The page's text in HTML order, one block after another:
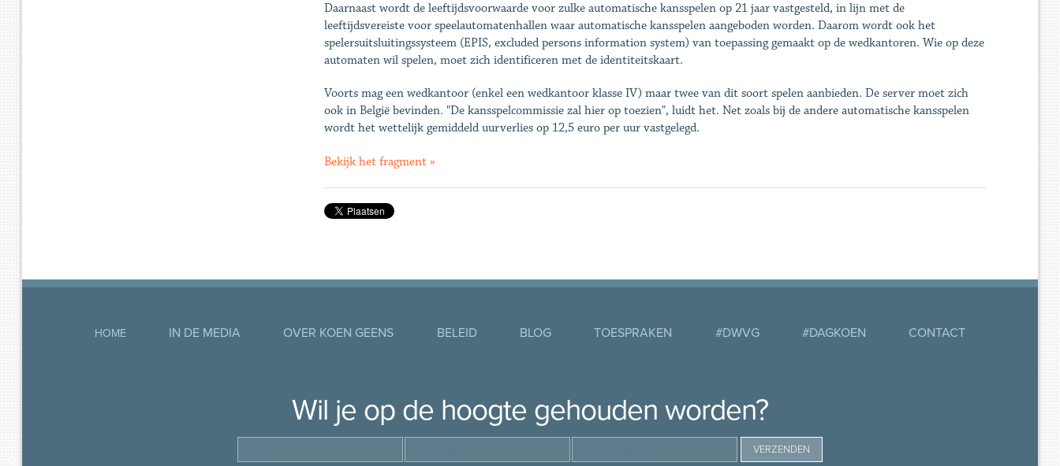
Daarnaast wordt de leeftijdsvoorwaarde voor zulke automatische kansspelen op 21 jaar vastgesteld, in lijn met de
leeftijdsvereiste voor speelautomatenhallen waar automatische kansspelen aangeboden worden. Daarom wordt ook het
spelersuitsluitingssysteem (EPIS, excluded persons information system) van toepassing gemaakt op de wedkantoren. Wie op deze
automaten wil spelen, moet zich identificeren met de identiteitskaart.
Voorts mag een wedkantoor (enkel een wedkantoor klasse IV) maar twee van dit soort spelen aanbieden. De server moet zich
ook in België bevinden. "De kansspelcommissie zal hier op toezien", luidt het. Net zoals bij de andere automatische kansspelen
wordt het wettelijk gemiddeld uurverlies op 12,5 euro per uur vastgelegd.
Bekijk het fragment »
HOME IN DE MEDIA OVER KOEN GEENS BELEID BLOG TOESPRAKEN #DWVG #DAGKOEN CONTACT
Wil je op de hoogte gehouden worden?